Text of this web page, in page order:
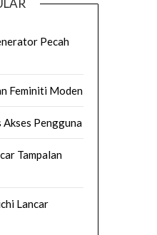
Pecah
Feminiti Moden
Pengguna
Tampalan
Lancar